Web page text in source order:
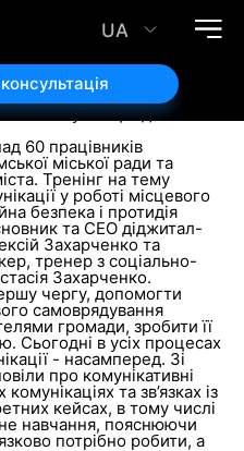
UA
60 працівників
міської ради та
Тренінг на тему
у роботі місцевого
безпека і протидія
та CEO діджитал-
Захарченко та
тренер з соціально-
Захарченко.
чергу, допомогти
самоврядування
громади, зробити її
Сьогодні в усіх процесах
- насамперед. Зі
про комунікативні
та зв’язках із
кейсах, в тому числі
навчання, пояснюючи
потрібно робити, а